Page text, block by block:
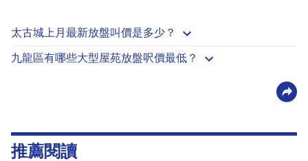
太古城上月最新放盤叫價是多少？
九龍區有哪些大型屋苑放盤呎價最低？
推薦閱讀